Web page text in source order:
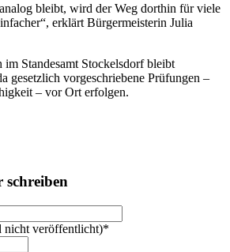
bleibt, wird der Weg dorthin für viele
erklärt Bürgermeisterin Julia
Standesamt Stockelsdorf bleibt
gesetzlich vorgeschriebene Prüfungen –
– vor Ort erfolgen.
veröffentlicht)*